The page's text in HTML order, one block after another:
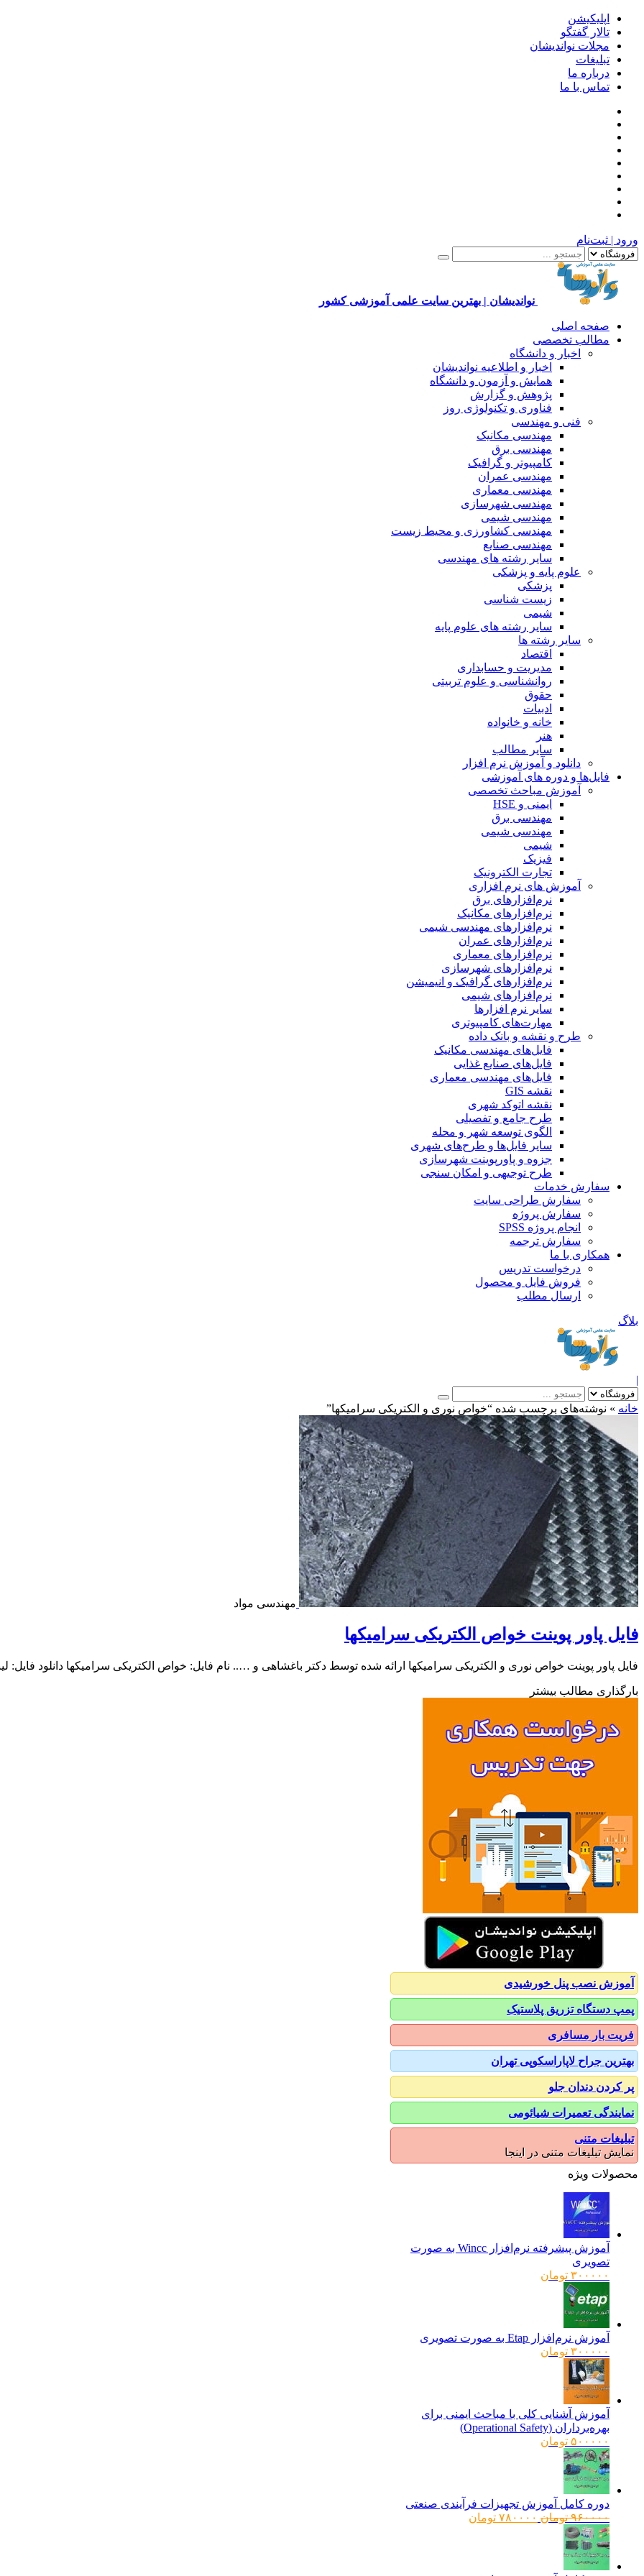
اپلیکیشن
تالار گفتگو
مجلات نواندیشان
تبلیغات
درباره ما
تماس با ما
ورود | ثبت‌نام
نواندیشان | بهترین سایت علمی آموزشی کشور
صفحه اصلی
مطالب تخصصی
اخبار و دانشگاه
اخبار و اطلاعیه نواندیشان
همایش و آزمون و دانشگاه
پژوهش و گزارش
فناوری و تکنولوژی روز
فنی و مهندسی
مهندسی مکانیک
مهندسی برق
کامپیوتر و گرافیک
مهندسی عمران
مهندسی معماری
مهندسی شهرسازی
مهندسی شیمی
مهندسی کشاورزی و محیط زیست
مهندسی صنایع
سایر رشته های مهندسی
علوم پایه و پزشکی
پزشکی
زیست شناسی
شیمی
سایر رشته های علوم پایه
سایر رشته ها
اقتصاد
مدیریت و حسابداری
روانشناسی و علوم تربیتی
حقوق
ادبیات
خانه و خانواده
هنر
سایر مطالب
دانلود و آموزش نرم افزار
فایل‌ها و دوره های آموزشی
آموزش مباحث تخصصی
ایمنی و HSE
مهندسی برق
مهندسی شیمی
شیمی
فیزیک
تجارت الکترونیک
آموزش های نرم افزاری
نرم‌افزارهای برق
نرم‌افزارهای مکانیک
نرم‌افزارهای مهندسی شیمی
نرم‌افزارهای عمران
نرم‌افزارهای معماری
نرم‌افزارهای شهرسازی
نرم‌افزارهای گرافیک و انیمیشن
نرم‌افزارهای شیمی
سایر نرم افزارها
مهارت‌های کامپیوتری
طرح و نقشه و بانک داده
فایل‌های مهندسی مکانیک
فایل‌های صنایع غذایی
فایل‌های مهندسی معماری
نقشه GIS
نقشه اتوکد شهری
طرح جامع و تفصیلی
الگوی توسعه شهر و محله
سایر فایل‌ها و طرح‌های شهری
جزوه و پاورپوینت شهرسازی
طرح توجیهی و امکان سنجی
سفارش خدمات
سفارش طراحی سایت
سفارش پروژه
انجام پروژه SPSS
سفارش ترجمه
همکاری با ما
درخواست تدریس
فروش فایل و محصول
ارسال مطلب
بلاگ
|
خانه » نوشته‌های برچسب شده “خواص نوری و الکتریکی سرامیکها”
مهندسی مواد
فایل پاور پوینت خواص الکتریکی سرامیکها
فایل پاور پوینت خواص نوری و الکتریکی سرامیکها ارائه شده توسط دکتر باغشاهی و ….. نام فایل: خواص الکتریکی سرامیکها دانلود فایل:
بارگذاری مطالب بیشتر
آموزش نصب پنل خورشیدی
پمپ دستگاه تزریق پلاستیک
فریت بار مسافری
بهترین جراح لاپاراسکوپی تهران
پر کردن دندان جلو
نمایندگی تعمیرات شیائومی
تبلیغات متنی
نمایش تبلیغات متنی در اینجا
محصولات ویژه
آموزش پیشرفته نرم‌افزار Wincc به صورت
تصویری
۳۰۰۰۰۰ تومان
آموزش نرم‌افزار Etap به صورت تصویری
۳۰۰۰۰۰ تومان
آموزش آشنایی کلی با مباحث ایمنی برای
بهره‌برداران (Operational Safety)
۵۰۰۰۰۰ تومان
دوره کامل آموزش تجهیزات فرآیندی صنعتی
۹۶۰۰۰۰ تومان قیمت
۷۸۰۰۰۰ تومان